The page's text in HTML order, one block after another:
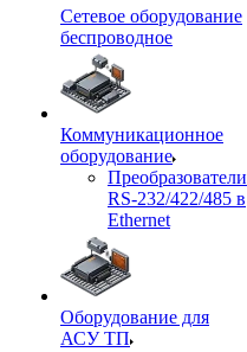
Сетевое оборудование
беспроводное
Коммуникационное
оборудование
Преобразователи
RS-232/422/485 в
Ethernet
Оборудование для
АСУ ТП